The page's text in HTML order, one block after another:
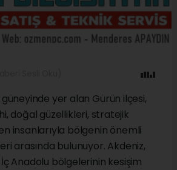
güneyinde yer alan Gürün ilçesi,
doğal güzellikleri, stratejik
insanlarıyla bölgenin önemli
arasında bulunuyor. Akdeniz,
Anadolu bölgelerinin kesişim